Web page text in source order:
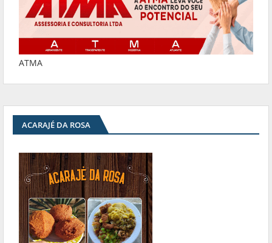
ATMA
ACARAJÉ DA ROSA